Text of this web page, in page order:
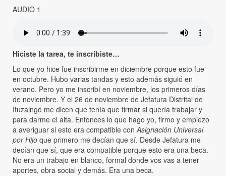
AUDIO 1
Hiciste la tarea, te inscribiste…
Lo que yo hice fue inscribirme en diciembre porque esto fue
en octubre. Hubo varias tandas y esto además siguió en
verano. Pero yo me inscribí en noviembre, los primeros días
de noviembre. Y el 26 de noviembre de Jefatura Distrital de
Ituzaingó me dicen que tenía que firmar si quería trabajar y
para darme el alta. Entonces lo que hago yo, firmo y empiezo
a averiguar si esto era compatible conAsignación Universal
por Hijo que primero me decían que sí. Desde Jefatura me
decían que sí, que era compatible porque esto era una beca.
No era un trabajo en blanco, formal donde vos vas a tener
aportes, obra social y demás. Era una beca.